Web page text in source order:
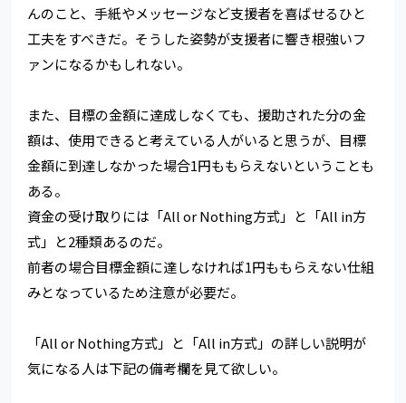
んのこと、手紙やメッセージなど支援者を喜ばせるひと
工夫をすべきだ。そうした姿勢が支援者に響き根強いフ
ァンになるかもしれない。
また、目標の金額に達成しなくても、援助された分の金
額は、使用できると考えている人がいると思うが、目標
金額に到達しなかった場合1円ももらえないということも
ある。
資金の受け取りには「All or Nothing方式」と「All in方
式」と2種類あるのだ。
前者の場合目標金額に達しなければ1円ももらえない仕組
みとなっているため注意が必要だ。
「All or Nothing方式」と「All in方式」の詳しい説明が
気になる人は下記の備考欄を見て欲しい。